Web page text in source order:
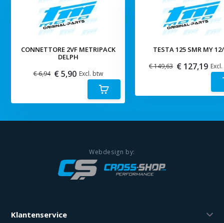
CONNETTORE 2VF METRIPACK
DELPH
€ 6,94 € 5,90 Excl. btw
TESTA 125 SMR MY
€ 149,63 € 127,19
Klantenservice